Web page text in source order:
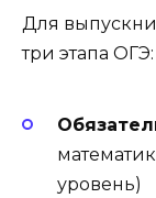
Для
три этапа ОГЭ:
уровень)